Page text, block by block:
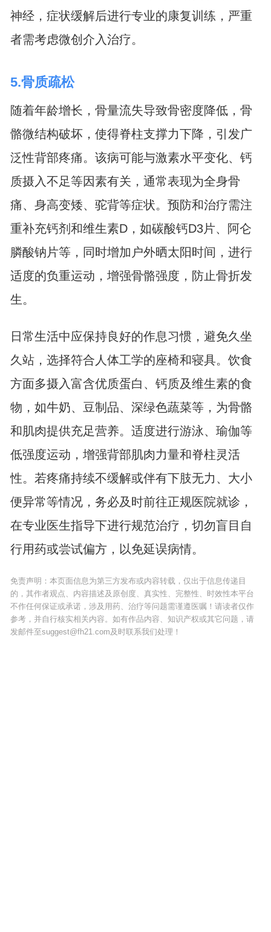
神经，症状缓解后进行专业的康复训练，严重
者需考虑微创介入治疗。
5.骨质疏松
随着年龄增长，骨量流失导致骨密度降低，骨
骼微结构破坏，使得脊柱支撑力下降，引发广
泛性背部疼痛。该病可能与激素水平变化、钙
质摄入不足等因素有关，通常表现为全身骨
痛、身高变矮、驼背等症状。预防和治疗需注
重补充钙剂和维生素D，如碳酸钙D3片、阿仑
膦酸钠片等，同时增加户外晒太阳时间，进行
适度的负重运动，增强骨骼强度，防止骨折发
生。
日常生活中应保持良好的作息习惯，避免久坐
久站，选择符合人体工学的座椅和寝具。饮食
方面多摄入富含优质蛋白、钙质及维生素的食
物，如牛奶、豆制品、深绿色蔬菜等，为骨骼
和肌肉提供充足营养。适度进行游泳、瑜伽等
低强度运动，增强背部肌肉力量和脊柱灵活
性。若疼痛持续不缓解或伴有下肢无力、大小
便异常等情况，务必及时前往正规医院就诊，
在专业医生指导下进行规范治疗，切勿盲目自
行用药或尝试偏方，以免延误病情。
免责声明：本页面信息为第三方发布或内容转载，仅出于信息传递目
的，其作者观点、内容描述及原创度、真实性、完整性、时效性本平台
不作任何保证或承诺，涉及用药、治疗等问题需谨遵医嘱！请读者仅作
参考，并自行核实相关内容。如有作品内容、知识产权或其它问题，请
发邮件至suggest@fh21.com及时联系我们处理！